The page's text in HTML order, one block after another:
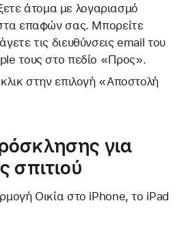
άτομα με λογαριασμό
επαφών σας. Μπορείτε
τις διευθύνσεις email του
τους στο πεδίο «Προς».
στην επιλογή «Αποστολή
για
σπιτιού
Οικία στο iPhone, το iPad